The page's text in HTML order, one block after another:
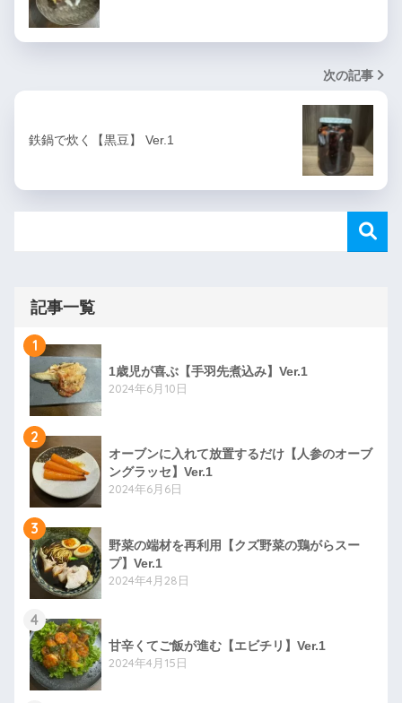
次の記事
鉄鍋で炊く【黒豆】 Ver.1
記事一覧
1
1歳児が喜ぶ【手羽先煮込み】Ver.1
2024年6月10日
2
オーブンに入れて放置するだけ【人参のオーブ
ングラッセ】Ver.1
2024年6月6日
3
野菜の端材を再利用【クズ野菜の鶏がらスー
プ】Ver.1
2024年4月28日
4
甘辛くてご飯が進む【エビチリ】Ver.1
2024年4月15日